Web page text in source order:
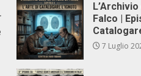
Falco |
7 Luglio